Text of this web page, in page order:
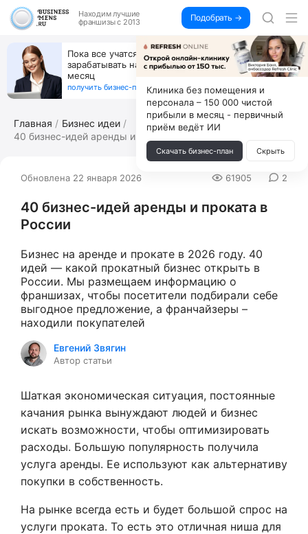
Находим лучшие
франшизы с 2013
Подобрать →
Открой студию, где не колют и не режут,
а делают массаж лица руками и в первый же год
получи 4.5 млн
получить бизнес-план ↓
Главная
Бизнес идеи
40 бизнес-идей аренды и проката в Рос...
Обновлена 22 января 2026 61905 2
40 бизнес-идей аренды и проката в
России
Бизнес на аренде и прокате в 2026 году. 40
идей — какой прокатный бизнес открыть в
России. Мы размещаем информацию о
франшизах, чтобы посетители подбирали себе
выгодное предложение, а франчайзеры –
находили покупателей
Евгений Звягин
Автор статьи
Шаткая экономическая ситуация, постоянные
качания рынка вынуждают людей и бизнес
искать возможности, чтобы оптимизировать
расходы. Большую популярность получила
услуга аренды. Ее используют как альтернативу
покупки в собственность.
На рынке всегда есть и будет большой спрос на
услуги проката. То есть это отличная ниша для
Клиника без помещения и
персонала – 150 000 чистой
прибыли в месяц - первичный
приём ведёт ИИ
Скачать бизнес-план Скрыть